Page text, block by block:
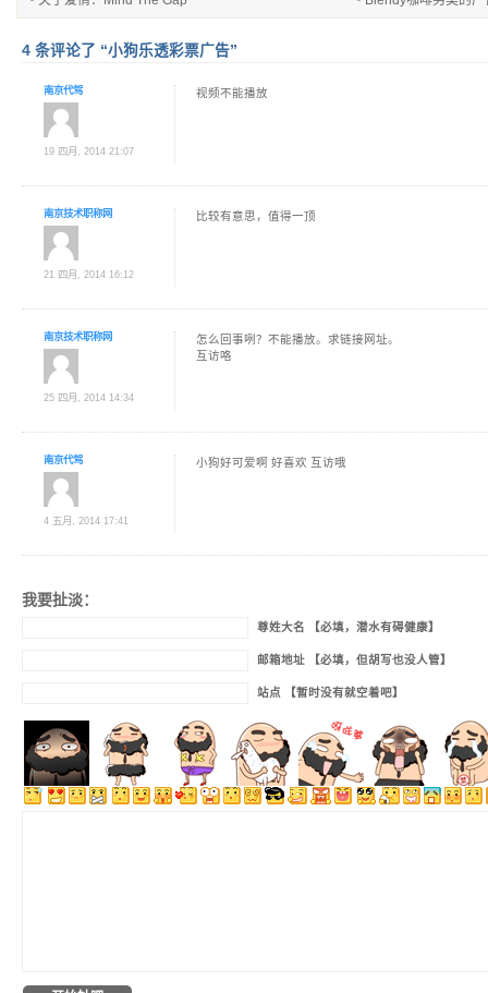
4 条评论了 “小狗乐透彩票广告”
南京代驾
19 四月, 2014 21:07
视频不能播放
南京技术职称网
21 四月, 2014 16:12
比较有意思，值得一顶
南京技术职称网
25 四月, 2014 14:34
怎么回事咧？不能播放。求链接网址。
互访咯
南京代驾
4 五月, 2014 17:41
小狗好可爱啊 好喜欢 互访哦
我要扯淡：
尊姓大名 【必填，潜水有碍健康】
邮箱地址 【必填，但胡写也没人管】
站点 【暂时没有就空着吧】